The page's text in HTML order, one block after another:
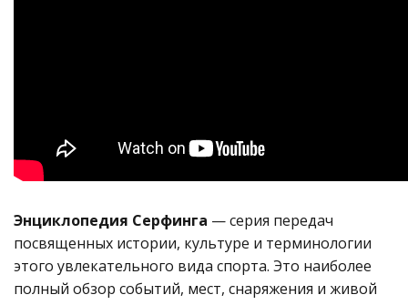
Энциклопедия Серфинга — серия передач
посвященных истории, культуре и терминологии
этого увлекательного вида спорта. Это наиболее
полный обзор событий, мест, снаряжения и живой